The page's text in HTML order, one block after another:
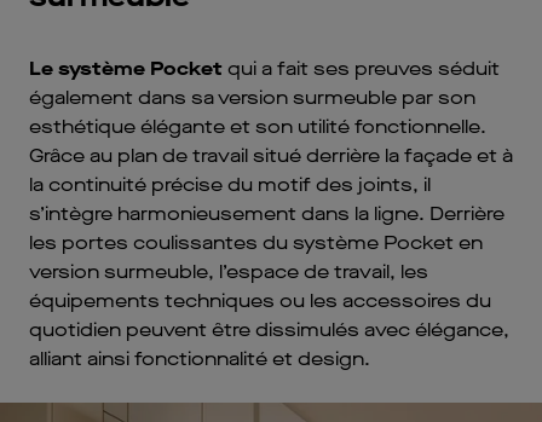
Le système Pocketqui a fait ses preuves séduit
également dans sa version surmeuble par son
esthétique élégante et son utilité fonctionnelle.
Grâce au plan de travail situé derrière la façade et à
la continuité précise du motif des joints, il
s’intègre harmonieusement dans la ligne. Derrière
les portes coulissantes du système Pocket en
version surmeuble, l’espace de travail, les
équipements techniques ou les accessoires du
quotidien peuvent être dissimulés avec élégance,
alliant ainsi fonctionnalité et design.